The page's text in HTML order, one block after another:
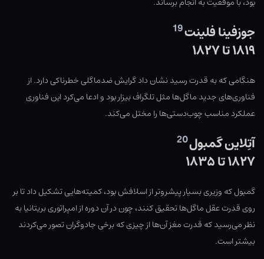
جوزفینا فلینت19
۱۸۱۹ تا ۱۸۲۷
هنگامی که به قدرت رسید نشان داد گرایش ضدماگلی خطرناکی دارد. از
فناوری‌های جدید ماگل‌ها مثل تلگراف بیزار بود و ادعا می‌کرد این فناوری
عملکرد مناسب چوب‌دستی‌ها را مختل می‌کند.
آتِلاین گمبول20
۱۸۲۷ تا ۱۸۳۵
گمبول که وزیری بسیار پیشروتر از اسلافش بود، کمیته‌هایی تشکیل داد تا بر
روی قدرت عقل ماگل‌ها تحقیق کنند، چون در آن دوره از امپراتوری بریتانیا به
نظر می‌رسید که قدرت مغز آن‌ها از چیزی که برخی جادوگران تصور می‌کردند
بیشتر است.